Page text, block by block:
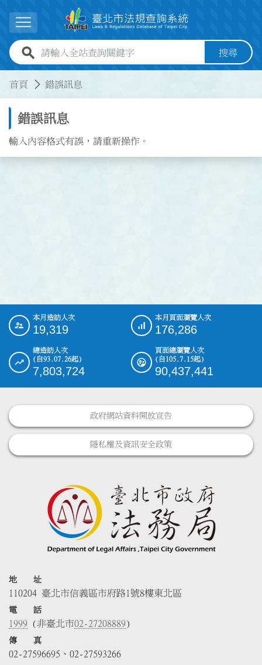
展開選單
全站查詢關鍵字欄位 搜尋
首頁 錯誤訊息
錯誤訊息
輸入內容格式有誤，請重新操作。
::: 本月造訪人次
19,319
本月頁面瀏覽人次
176,286
總造訪人次
(自93.07.26起)
7,803,724
頁面總瀏覽人次
(自105.7.15起)
90,437,441
政府網站資料開放宣告
隱私權及資訊安全政策
地 址
110204 臺北市信義區市府路1號8樓東北區
電 話
1999 (非臺北市02-27208889)
傳 真
02-27596695、02-27593266